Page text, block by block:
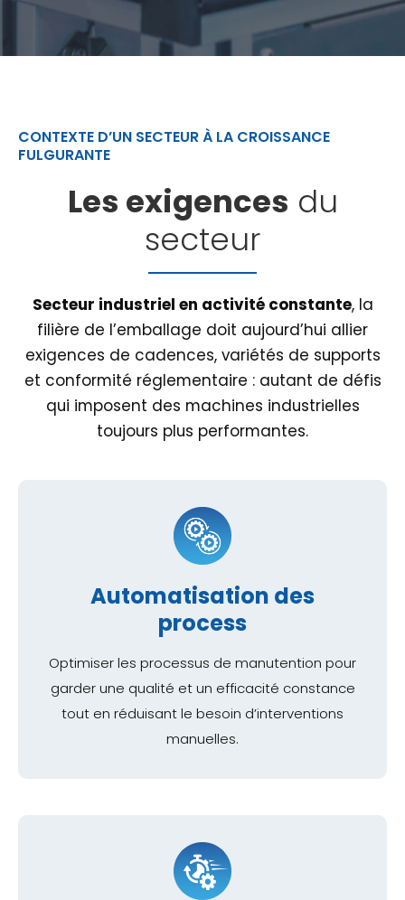
CONTEXTE D’UN SECTEUR À LA CROISSANCE
FULGURANTE
Les exigences du
secteur
Secteur industriel en activité constante, la
filière de l’emballage doit aujourd’hui allier
exigences de cadences, variétés de supports
et conformité réglementaire : autant de défis
qui imposent des machines industrielles
toujours plus performantes.
Automatisation des
process
Optimiser les processus de manutention pour
garder une qualité et un efficacité constance
tout en réduisant le besoin d’interventions
manuelles.